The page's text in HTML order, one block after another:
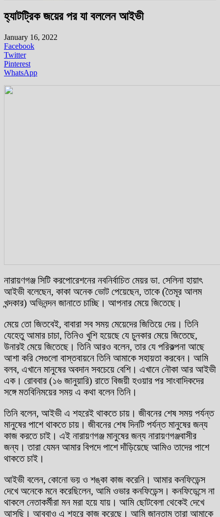
হ্যাটট্রিক জয়ের পর যা বললেন আইভী
January 16, 2022
Facebook
Twitter
Pinterest
WhatsApp
নারায়ণগঞ্জ সিটি করপোরেশনের নবনির্বাচিত মেয়র ডা. সেলিনা হায়াৎ
আইভী বলেছেন, কাকা অনেক ভোট পেয়েছেন, তাকে (তৈমূর আলম
খন্দকার) অভিনন্দন জানাতে চাচ্ছি। আপনার মেয়ে জিতেছে।
মেয়ে তো জিতবেই, বাবারা সব সময় মেয়েদের জিতিয়ে দেয়। তিনি
যেহেতু আমার চাচা, তিনিও খুশি হয়েছে যে চুনকার মেয়ে জিতেছে,
উনারই মেয়ে জিতেছে। তিনি আরও বলেন, তার যে পরিকল্পনা আছে
আশা করি সেগুলো বাস্তবায়নে তিনি আমাকে সহায়তা করবেন। আমি
বলব, এখানে মানুষের অবদান সবচেয়ে বেশি। এখানে নৌকা আর আইভী
এক। রোববার (১৬ জানুয়ারি) রাতে বিজয়ী হওয়ার পর সাংবাদিকদের
সঙ্গে মতবিনিময়ের সময় এ কথা বলেন তিনি।
তিনি বলেন, আইভী এ শহরেই থাকতে চায়। জীবনের শেষ সময় পর্যন্ত
মানুষের পাশে থাকতে চায়। জীবনের শেষ দিনটি পর্যন্ত মানুষের জন্য
কাজ করতে চাই। এই নারায়ণগঞ্জ মানুষের জন্য নারায়ণগঞ্জবাসীর
জন্য। তারা যেমন আমার বিপদে পাশে দাঁড়িয়েছে আমিও তাদের পাশে
থাকতে চাই।
আইভী বলেন, কোনো ভয় ও শঙ্কা কাজ করেনি। আমার কনফিডেন্স
দেখে অনেকে মনে করেছিলেন, আমি ওভার কনফিডেন্স। কনফিডেন্সে না
থাকলে নেতাকর্মীরা মন মরা হয়ে যায়। আমি ছোটবেলা থেকেই দেখে
আসছি। আব্বাও এ শহরে কাজ করেছে। আমি জানতাম তারা আমাকে